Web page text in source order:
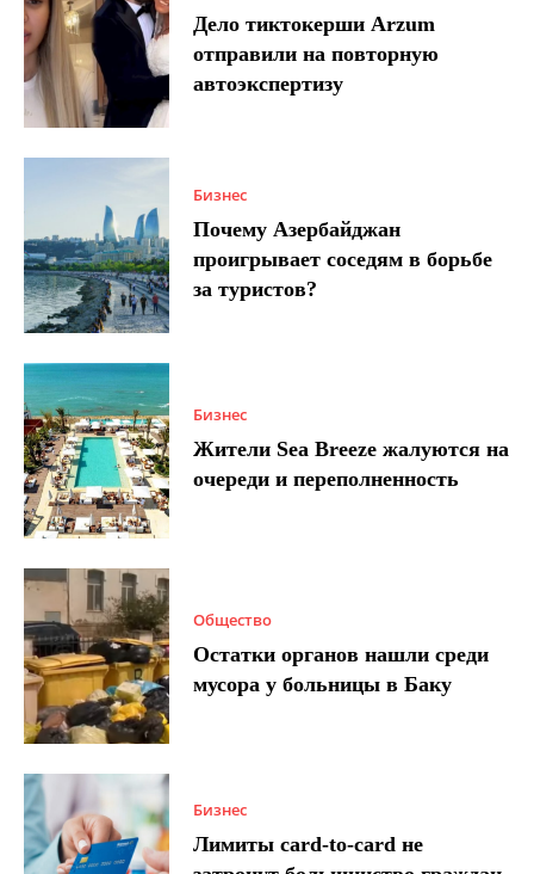
Дело тиктокерши Arzum
отправили на повторную
автоэкспертизу
Бизнес
Почему Азербайджан
проигрывает соседям в борьбе
за туристов?
Бизнес
Жители Sea Breeze жалуются на
очереди и переполненность
Общество
Остатки органов нашли среди
мусора у больницы в Баку
Бизнес
Лимиты card-to-card не